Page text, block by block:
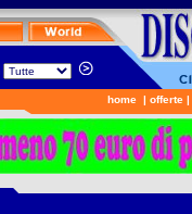
home | offerte |